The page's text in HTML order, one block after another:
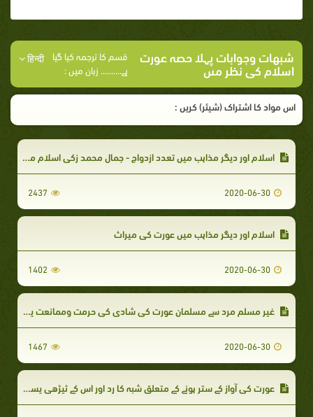
شبهات وجوابات پہلا حصہ عورت
اسلام كى نظر مىں
قسم کا ترجمہ کیا گیا
ہے.......... زبان میں :
हिन्दी
اس مواد کا اشتراک (شیئر) کریں :
اسلام اور دیگر مذاہب میں تعدد ازدواج - جمال محمد زکی اسلام میں تعدد ازدواج کے متعلق شکوک و شبہات کا رد
2020-06-30
2437
اسلام اور دیگر مذاہب میں عورت کی میراث
2020-06-30
1402
غیر مسلم مرد سے مسلمان عورت کی شادی کی حرمت وممانعت پر شبہ اور اس کا رد
2020-06-30
1467
عورت کی آواز کے ستر ہونے کے متعلق شبہ کا رد اور اس کے ٹیڑھی پسلی سے پیدا ہونے کا مطلب؟